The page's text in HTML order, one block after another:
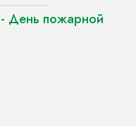
День пожарной